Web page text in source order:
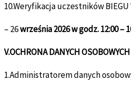
10.Weryfikacja uczestników
– 26września 2026 w godz. 12:00 –
V.OCHRONA DANYCH OSOBOWYCH
1.Administratorem danych